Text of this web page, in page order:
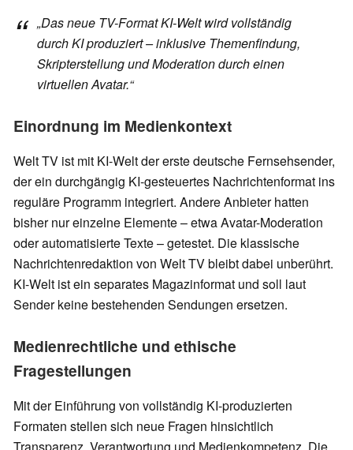
„Das neue TV-Format KI-Welt wird vollständig
durch KI produziert – inklusive Themenfindung,
Skripterstellung und Moderation durch einen
virtuellen Avatar.“
Einordnung im Medienkontext
Welt TV ist mit KI-Welt der erste deutsche Fernsehsender,
der ein durchgängig KI-gesteuertes Nachrichtenformat ins
reguläre Programm integriert. Andere Anbieter hatten
bisher nur einzelne Elemente – etwa Avatar-Moderation
oder automatisierte Texte – getestet. Die klassische
Nachrichtenredaktion von Welt TV bleibt dabei unberührt.
KI-Welt ist ein separates Magazinformat und soll laut
Sender keine bestehenden Sendungen ersetzen.
Medienrechtliche und ethische
Fragestellungen
Mit der Einführung von vollständig KI-produzierten
Formaten stellen sich neue Fragen hinsichtlich